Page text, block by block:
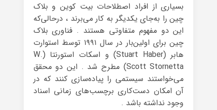
بسیاری از افراد اصطلاحات بیت کوین و بلاک
چین را به‌جای یکدیگر به کار می‌برند ، درحالی‌که
این دو مفهوم متفاوتی هستند . فناوری بلاک
چین برای اولین‌بار در سال ۱۹۹۱ توسط استوارت
هابر (Stuart Haber) و اسکات استورنتا (W.
Scott Stornetta) مطرح شد . این دو محقق
می‌خواستند سیستمی را پیاده‌سازی کنند که در
آن امکان دست‌کاری برچسب‌های زمانی اسناد
وجود نداشته باشد .